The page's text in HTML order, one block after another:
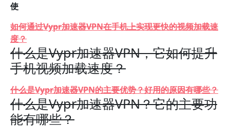
使
如何通过Vypr加速器VPN在手机上实现更快的视频加载速
度？
什么是Vypr加速器VPN，它如何提升
手机视频加载速度？
什么是Vypr加速器VPN的主要优势？好用的原因有哪些？
什么是Vypr加速器VPN？它的主要功
能有哪些？